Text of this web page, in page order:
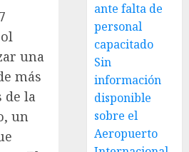
una
más
de la
un
ante falta de
personal
capacitado
Sin
información
disponible
sobre el
Aeropuerto